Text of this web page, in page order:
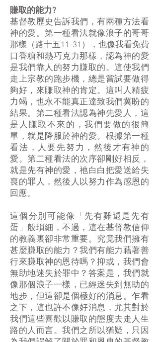
賺取的能力?
基督教歷史告訴我們，有兩種方法看
神的愛。第一種看法就像浪子的哥哥
那樣（路十五11-31），也像我看免費
口香糖和熱巧克力那樣，認為神的愛
是我們靠人的努力賺取的。這使我們
走上宗教的跑步機，總是嘗試要做得
夠好，來賺取神的肯定。這叫人精疲
力竭，也永不能真正達致我們冀盼的
結果。第二種看法認為神先愛人，這
是人賺取不來的，我們要做的很簡
單，就是降服於神的愛。根據第一種
看法，人要先努力，然後才有神的
愛。第二種看法的次序卻剛好相反，
就是先有神的愛，祂白白把愛送給失
喪的罪人，然後人以努力作為感恩的
回應。
這個分別可能像「先有雞還是先有
蛋」般瑣細，不過，這在基督教信仰
的教義裏卻非常重要。究竟我們擁有
甚麼賺取的能力？我們有能力藉著善
行來賺取神的恩待嗎？抑或，我們會
無助地迷失於罪中？答案是，我們就
像那個浪子一樣，已經迷失到無助的
地步，但這卻是個極好的消息。乍看
之下，這也許不像好消息，尤其對於
我們這些喜歡以賺取的態度去走人生
路的人而言。我們之所以猶疑，只因